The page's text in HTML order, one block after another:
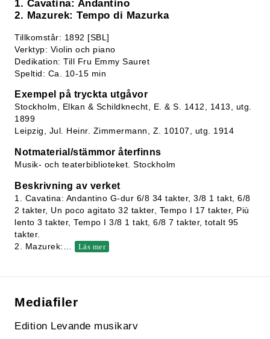
1. Cavatina: Andantino
2. Mazurek: Tempo di Mazurka
Tillkomstår: 1892 [SBL]
Verktyp: Violin och piano
Dedikation: Till Fru Emmy Sauret
Speltid: Ca. 10-15 min
Exempel på tryckta utgåvor
Stockholm, Elkan & Schildknecht, E. & S. 1412, 1413, utg.
1899
Leipzig, Jul. Heinr. Zimmermann, Z. 10107, utg. 1914
Notmaterial/stämmor återfinns
Musik- och teaterbiblioteket. Stockholm
Beskrivning av verket
1. Cavatina: Andantino G-dur 6/8 34 takter, 3/8 1 takt, 6/8
2 takter, Un poco agitato 32 takter, Tempo I 17 takter, Più
lento 3 takter, Tempo I 3/8 1 takt, 6/8 7 takter, totalt 95
takter.
2. Mazurek:
Läs mer
Mediafiler
Edition Levande musikarv